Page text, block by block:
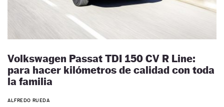
Volkswagen Passat TDI 150 CV R Line:
para hacer kilómetros de calidad con toda
la familia
ALFREDO RUEDA